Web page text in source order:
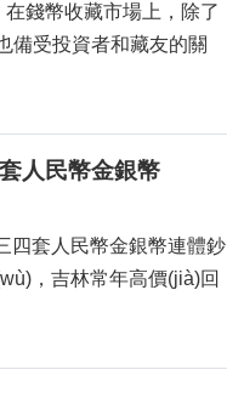
錢幣收藏市場上，除了
備受投資者和藏友的關
人民幣金銀幣
四套人民幣金銀幣連體鈔
，吉林常年高價(jià)回